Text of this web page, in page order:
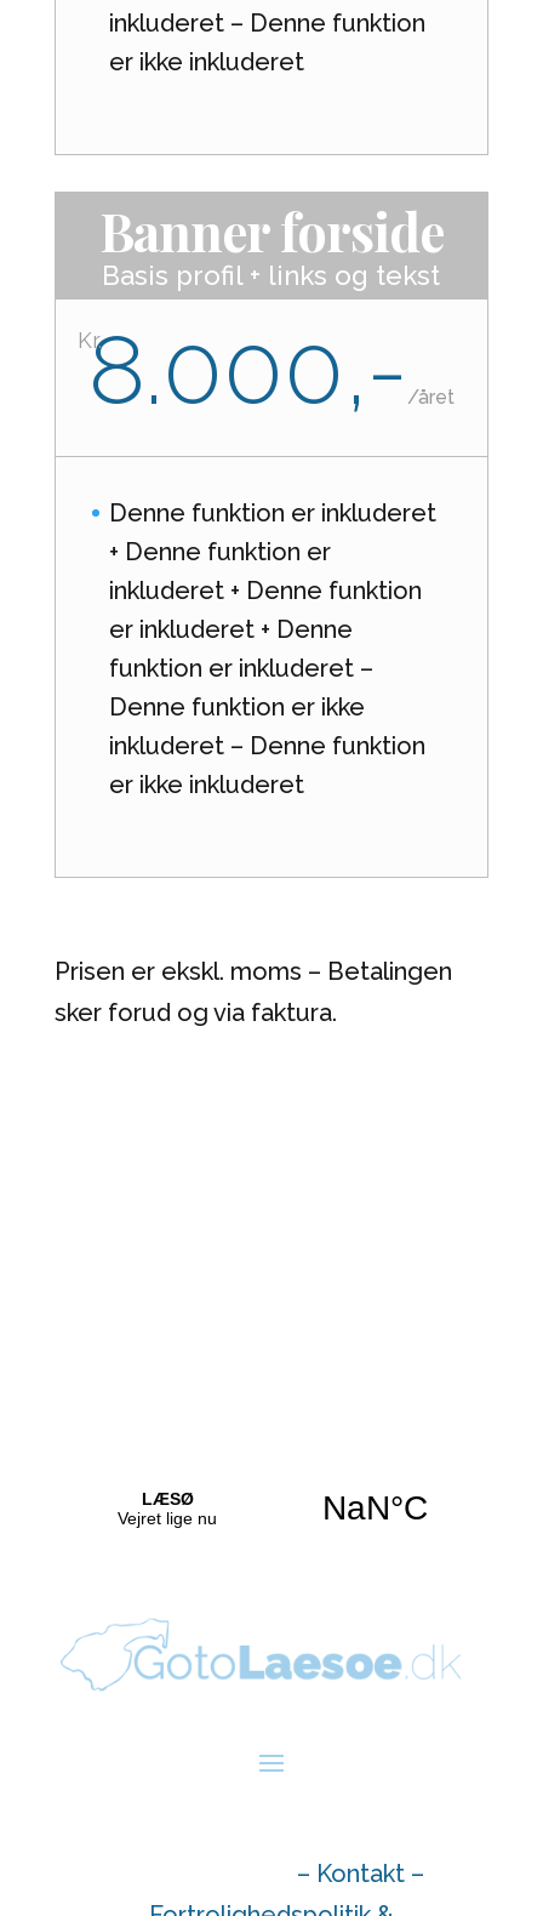
inkluderet – Denne funktion
er ikke inkluderet
Banner forside
Basis profil + links og tekst
Kr.
8.000,- /året
Denne funktion er inkluderet
+ Denne funktion er
inkluderet + Denne funktion
er inkluderet + Denne
funktion er inkluderet –
Denne funktion er ikke
inkluderet – Denne funktion
er ikke inkluderet
Prisen er ekskl. moms – Betalingen
sker forud og via faktura.
– Kontakt –